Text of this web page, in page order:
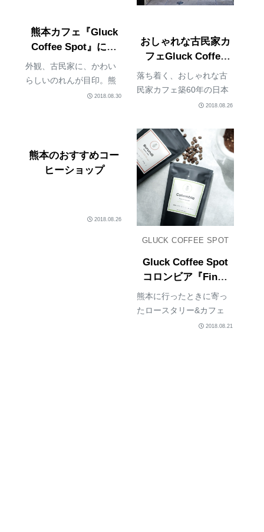
熊本カフェ『Gluck
Coffee Spot』に行
ってきました！超癒
やしの空間だった。
外観、古民家に、かわい
らしいのれんが目印。熊
本にある Gluck Coffee
囲気すごくよかっ
た〜！！！ちょっと時間
2018.08.30
おしゃれな古民家カ
フェGluck Coffee
Spot
落ち着く、おしゃれな古
民家カフェ築60年の日本
家屋を改装したという古
Spot。中に入ると、古民
家ならではの落ち着く雰
囲気。さらに2階には、大
きなテーブル席やおし
ゃ...
2018.08.26
熊本のおすすめコー
ヒーショップ
2018.08.26
GLUCK COFFEE SPOT
Gluck Coffee Spot
コロンビア『Finca
El Agrado』・ブル
ンジ『Buzira
CWS』
熊本に行ったときに寄っ
たロースタリー&カフェ
Gluck Coffee Spot のコー
2018.08.21